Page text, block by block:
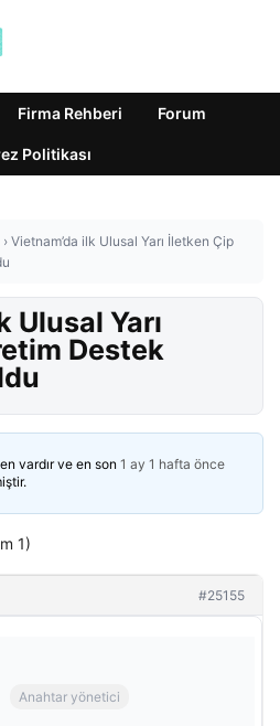
Firma Rehberi Forum
Politikası
› Vietnam’da ilk Ulusal Yarı İletken Çip
Ulusal Yarı
Destek
vardır ve en son 1 ay 1 hafta önce
1)
#25155
Anahtar yönetici